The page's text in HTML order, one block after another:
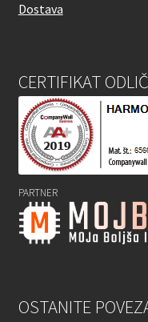
Dostava
CERTIFIKAT
PARTNER
OSTANITE